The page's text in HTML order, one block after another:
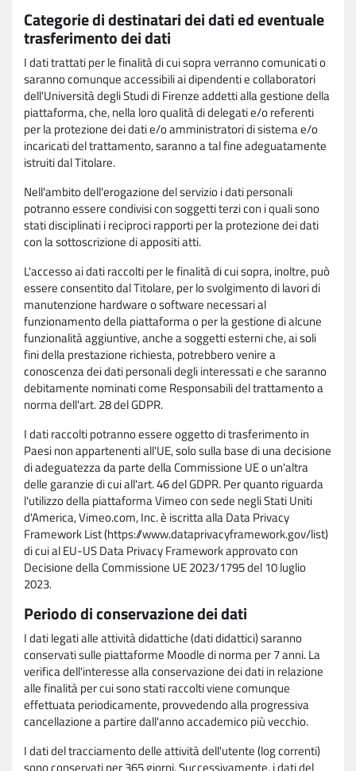
Categorie di destinatari dei dati ed eventuale
trasferimento dei dati
I dati trattati per le finalità di cui sopra verranno comunicati o
saranno comunque accessibili ai dipendenti e collaboratori
dell'Università degli Studi di Firenze addetti alla gestione della
piattaforma, che, nella loro qualità di delegati e/o referenti
per la protezione dei dati e/o amministratori di sistema e/o
incaricati del trattamento, saranno a tal fine adeguatamente
istruiti dal Titolare.
Nell'ambito dell'erogazione del servizio i dati personali
potranno essere condivisi con soggetti terzi con i quali sono
stati disciplinati i reciproci rapporti per la protezione dei dati
con la sottoscrizione di appositi atti.
L'accesso ai dati raccolti per le finalità di cui sopra, inoltre, può
essere consentito dal Titolare, per lo svolgimento di lavori di
manutenzione hardware o software necessari al
funzionamento della piattaforma o per la gestione di alcune
funzionalità aggiuntive, anche a soggetti esterni che, ai soli
fini della prestazione richiesta, potrebbero venire a
conoscenza dei dati personali degli interessati e che saranno
debitamente nominati come Responsabili del trattamento a
norma dell'art. 28 del GDPR.
I dati raccolti potranno essere oggetto di trasferimento in
Paesi non appartenenti all'UE, solo sulla base di una decisione
di adeguatezza da parte della Commissione UE o un'altra
delle garanzie di cui all'art. 46 del GDPR. Per quanto riguarda
l'utilizzo della piattaforma Vimeo con sede negli Stati Uniti
d'America, Vimeo.com, Inc. è iscritta alla Data Privacy
Framework List (https://www.dataprivacyframework.gov/list)
di cui al EU-US Data Privacy Framework approvato con
Decisione della Commissione UE 2023/1795 del 10 luglio
2023.
Periodo di conservazione dei dati
I dati legati alle attività didattiche (dati didattici) saranno
conservati sulle piattaforme Moodle di norma per 7 anni. La
verifica dell'interesse alla conservazione dei dati in relazione
alle finalità per cui sono stati raccolti viene comunque
effettuata periodicamente, provvedendo alla progressiva
cancellazione a partire dall'anno accademico più vecchio.
I dati del tracciamento delle attività dell'utente (log correnti)
sono conservati per 365 giorni. Successivamente, i dati del